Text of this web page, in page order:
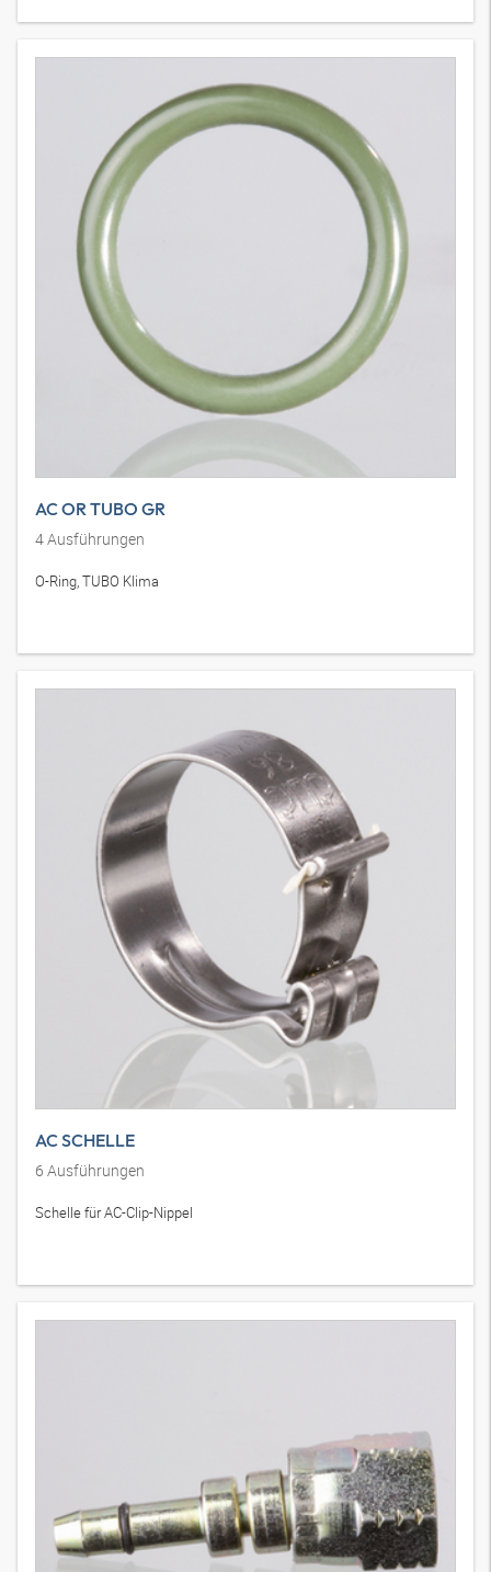
AC OR TUBO GR
4Ausführungen
O-Ring, TUBO Klima
AC SCHELLE
6 Ausführungen
Schelle für AC-Clip-Nippel